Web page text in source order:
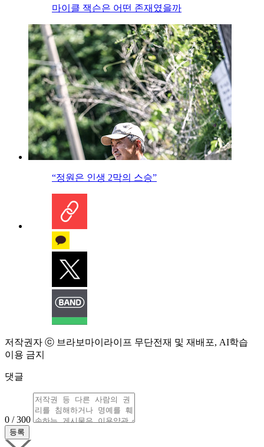
마이클 잭슨은 어떤 존재였을까
“정원은 인생 2막의 스승”
저작권자 ⓒ 브라보마이라이프 무단전재 및 재배포, AI학습
이용 금지
댓글
0 / 300